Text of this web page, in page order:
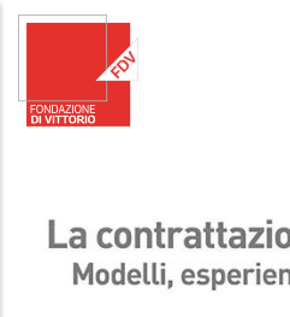
Salta
principale